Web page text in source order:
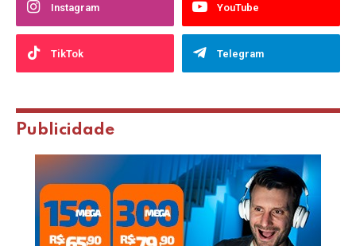
Instagram YouTube
TikTok Telegram
Publicidade